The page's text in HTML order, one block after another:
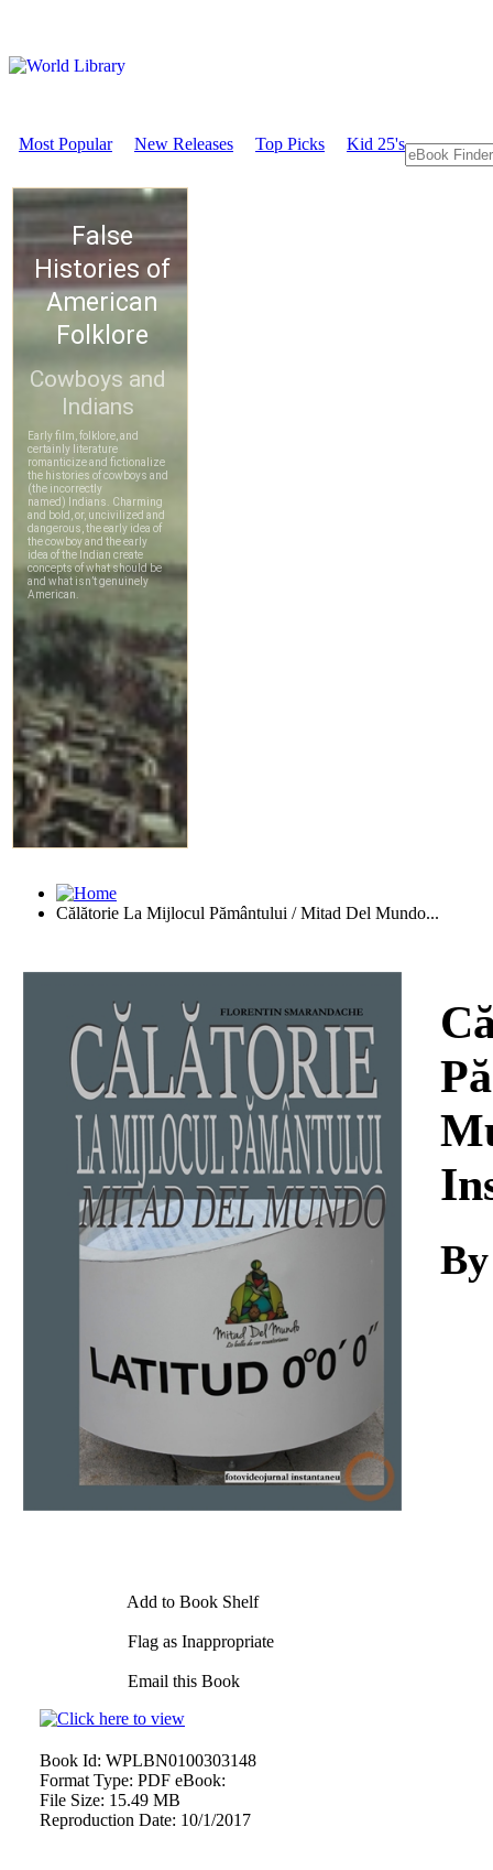
Most Popular New Releases Top Picks Kid 25's
Călătorie La Mijlocul Pământului / Mitad Del Mundo...
Add to Book Shelf
Flag as Inappropriate
Email this Book
Book Id: WPLBN0100303148
Format Type: PDF eBook:
File Size: 15.49 MB
Reproduction Date: 10/1/2017